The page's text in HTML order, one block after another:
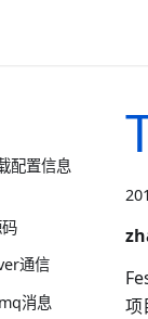
配置信息
通信
消息
项